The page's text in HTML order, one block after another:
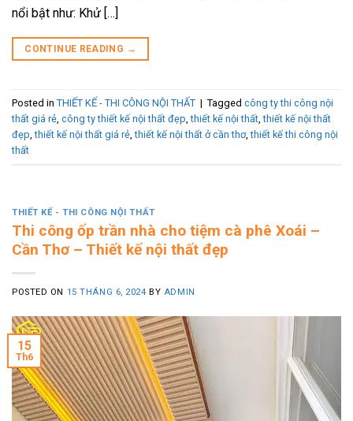
nổi bật như: Khử […]
CONTINUE READING →
Posted in THIẾT KẾ - THI CÔNG NỘI THẤT | Tagged công ty thi công nội
thất giá rẻ công ty thiết kế nội thất đẹp ,thiết kế nội thất ,thiết kế nội thất
đẹp ,thiết kế nội thất giá rẻ ,thiết kế nội thất ở cần thơ,thiết kế thi công nội
thất
THIẾT KẾ - THI CÔNG NỘI THẤT
Thi công ốp trần nhà cho tiệm cà phê Xoái –
Cần Thơ – Thiết kế nội thất đẹp
POSTED ON 15 THÁNG 6, 2024 BY ADMIN
15
Th6